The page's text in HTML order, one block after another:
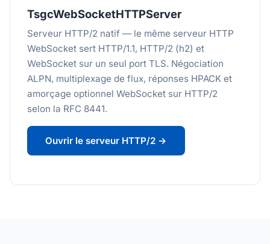
TsgcWebSocketHTTPServer
Serveur HTTP/2 natif — le même serveur HTTP
WebSocket sert HTTP/1.1, HTTP/2 (h2) et
WebSocket sur un seul port TLS. Négociation
ALPN, multiplexage de flux, réponses HPACK et
amorçage optionnel WebSocket sur HTTP/2
selon la RFC 8441.
Ouvrir le serveur HTTP/2 →